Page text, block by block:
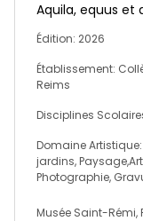
Aquila, equus et
Édition: 2026
Établissement:
Reims
Disciplines
Domaine
jardins,
Photographie,
Musée Saint-Rémi,